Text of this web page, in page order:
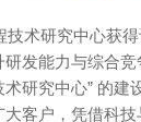
技术研究中心获
发能力与综合
研究中心” 的
大客户，凭借科